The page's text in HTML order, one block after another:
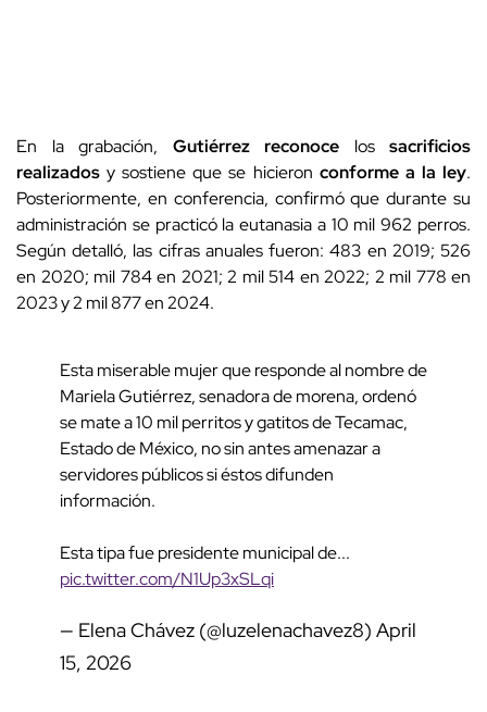
En la grabación, Gutiérrez reconoce los sacrificios
realizados y sostiene que se hicieron conforme a la ley.
Posteriormente, en conferencia, confirmó que durante su
administración se practicó la eutanasia a 10 mil 962 perros.
Según detalló, las cifras anuales fueron: 483 en 2019; 526
en 2020; mil 784 en 2021; 2 mil 514 en 2022; 2 mil 778 en
2023 y 2 mil 877 en 2024.
Esta miserable mujer que responde al nombre de
Mariela Gutiérrez, senadora de morena, ordenó
se mate a 10 mil perritos y gatitos de Tecamac,
Estado de México, no sin antes amenazar a
servidores públicos si éstos difunden
información.
Esta tipa fue presidente municipal de...
pic.twitter.com/N1Up3xSLqi
— Elena Chávez (@luzelenachavez8) April
15, 2026